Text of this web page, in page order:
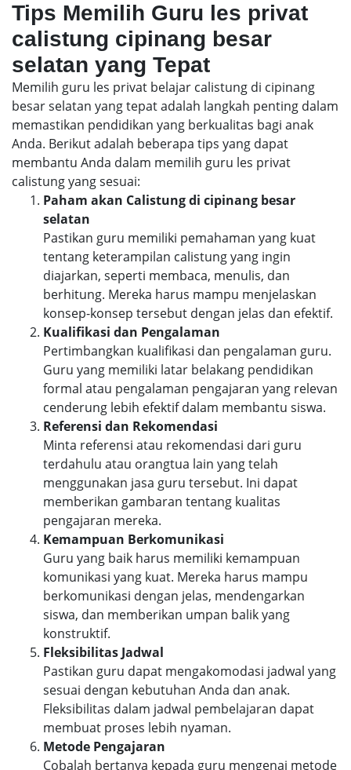
Tips Memilih Guru les privat
calistung cipinang besar
selatan yang Tepat
Memilih guru les privat belajar calistung di cipinang
besar selatan yang tepat adalah langkah penting dalam
memastikan pendidikan yang berkualitas bagi anak
Anda. Berikut adalah beberapa tips yang dapat
membantu Anda dalam memilih guru les privat
calistung yang sesuai:
Paham akan Calistung di cipinang besar
selatan
Pastikan guru memiliki pemahaman yang kuat
tentang keterampilan calistung yang ingin
diajarkan, seperti membaca, menulis, dan
berhitung. Mereka harus mampu menjelaskan
konsep-konsep tersebut dengan jelas dan efektif.
Kualifikasi dan Pengalaman
Pertimbangkan kualifikasi dan pengalaman guru.
Guru yang memiliki latar belakang pendidikan
formal atau pengalaman pengajaran yang relevan
cenderung lebih efektif dalam membantu siswa.
Referensi dan Rekomendasi
Minta referensi atau rekomendasi dari guru
terdahulu atau orangtua lain yang telah
menggunakan jasa guru tersebut. Ini dapat
memberikan gambaran tentang kualitas
pengajaran mereka.
Kemampuan Berkomunikasi
Guru yang baik harus memiliki kemampuan
komunikasi yang kuat. Mereka harus mampu
berkomunikasi dengan jelas, mendengarkan
siswa, dan memberikan umpan balik yang
konstruktif.
Fleksibilitas Jadwal
Pastikan guru dapat mengakomodasi jadwal yang
sesuai dengan kebutuhan Anda dan anak.
Fleksibilitas dalam jadwal pembelajaran dapat
membuat proses lebih nyaman.
Metode Pengajaran
Cobalah bertanya kepada guru mengenai metode